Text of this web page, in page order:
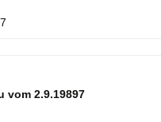
vom 2.9.19897